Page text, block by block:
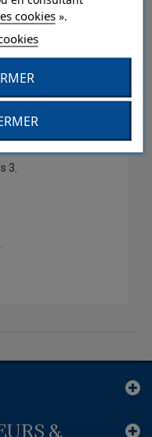
motif.
3.
3.
&
cookies».